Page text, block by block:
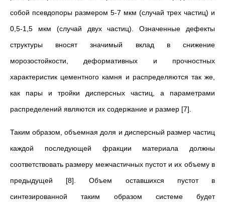
собой псевдопоры размером 5-7 мкм (случай трех частиц) и
0,5-1,5 мкм (случай двух частиц). Означенные дефекты
структуры вносят значимый вклад в снижение
морозостойкости, деформативных и прочностных
характеристик цементного камня и распределяются так же,
как пары и тройки дисперсных частиц, а параметрами
распределений являются их содержание и размер [7].
Таким образом, объемная доля и дисперсный размер частиц
каждой последующей фракции материала должны
соответствовать размеру межчастичных пустот и их объему в
предыдущей [8]. Объем оставшихся пустот в
синтезированной таким образом системе будет